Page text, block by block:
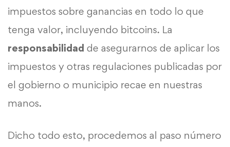
impuestos sobre ganancias en todo lo que
tenga valor, incluyendo bitcoins. La
responsabilidad de asegurarnos de aplicar los
impuestos y otras regulaciones publicadas por
el gobierno o municipio recae en nuestras
manos.
Dicho todo esto, procedemos al paso número